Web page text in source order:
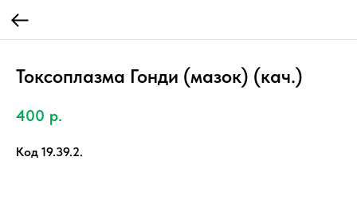
Токсоплазма Гонди (мазок) (кач.)
400 р.
Код 19.39.2.